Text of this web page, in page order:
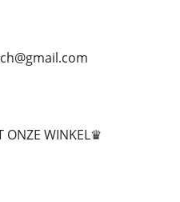
ONZE WINKEL♛